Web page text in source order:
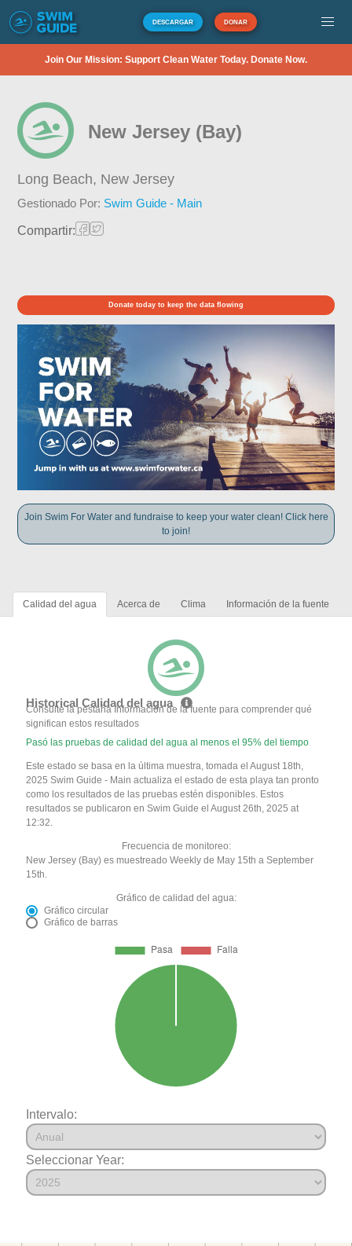
DESCARGAR DONAR
Join Our Mission: Support Clean Water Today. Donate Now.
New Jersey (Bay)
Long Beach, New Jersey
Gestionado Por: Swim Guide - Main
Compartir:
Donate today to keep the data flowing
Join Swim For Water and fundraise to keep your water clean! Click here
to join!
Calidad del agua Acerca de Clima Información de la fuente
Historical Calidad del agua
Consulte la pestaña Información de la fuente para comprender qué
significan estos resultados
Pasó las pruebas de calidad del agua al menos el 95% del tiempo
Este estado se basa en la última muestra, tomada el August 18th,
2025 Swim Guide - Main actualiza el estado de esta playa tan pronto
como los resultados de las pruebas estén disponibles. Estos
resultados se publicaron en Swim Guide el August 26th, 2025 at
12:32.
Frecuencia de monitoreo:
New Jersey (Bay) es muestreado Weekly de May 15th a September
15th.
Gráfico de calidad del agua:
Gráfico circular
Gráfico de barras
Intervalo:
Seleccionar Year: